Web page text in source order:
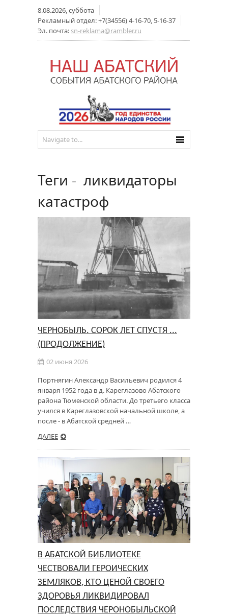
8.08.2026, суббота
Рекламный отдел: +7(34556) 4-16-70, 5-16-37
Эл. почта: sn-reklama@rambler.ru
Теги - ликвидаторы
катастроф
ЧЕРНОБЫЛЬ. СОРОК ЛЕТ СПУСТЯ ...
(ПРОДОЛЖЕНИЕ)
02 июня 2026
Портнягин Александр Васильевич родился 4
января 1952 года в д. Кареглазово Абатского
района Тюменской области. До третьего класса
учился в Кареглазовской начальной школе, а
после - в Абатской средней …
ДАЛЕЕ
В АБАТСКОЙ БИБЛИОТЕКЕ
ЧЕСТВОВАЛИ ГЕРОИЧЕСКИХ
ЗЕМЛЯКОВ, КТО ЦЕНОЙ СВОЕГО
ЗДОРОВЬЯ ЛИКВИДИРОВАЛ
ПОСЛЕДСТВИЯ ЧЕРОНОБЫЛЬСКОЙ